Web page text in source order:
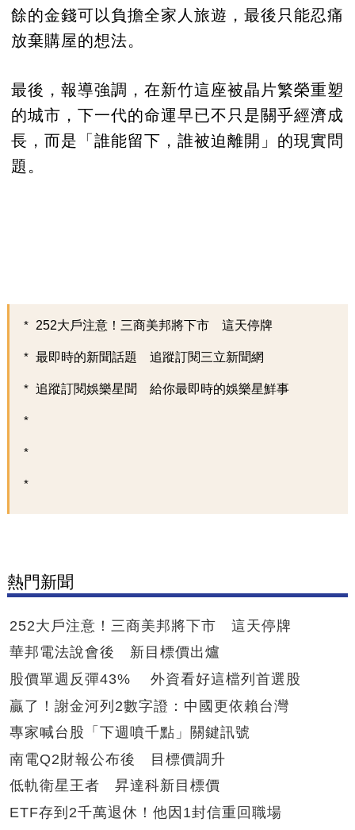
餘的金錢可以負擔全家人旅遊，最後只能忍痛
放棄購屋的想法。
最後，報導強調，在新竹這座被晶片繁榮重塑
的城市，下一代的命運早已不只是關乎經濟成
長，而是「誰能留下，誰被迫離開」的現實問
題。
252大戶注意！三商美邦將下市 這天停牌
最即時的新聞話題 追蹤訂閱三立新聞網
追蹤訂閱娛樂星聞 給你最即時的娛樂星鮮事
熱門新聞
252大戶注意！三商美邦將下市 這天停牌
華邦電法說會後 新目標價出爐
股價單週反彈43% 外資看好這檔列首選股
贏了！謝金河列2數字證：中國更依賴台灣
專家喊台股「下週噴千點」關鍵訊號
南電Q2財報公布後 目標價調升
低軌衛星王者 昇達科新目標價
ETF存到2千萬退休！他因1封信重回職場